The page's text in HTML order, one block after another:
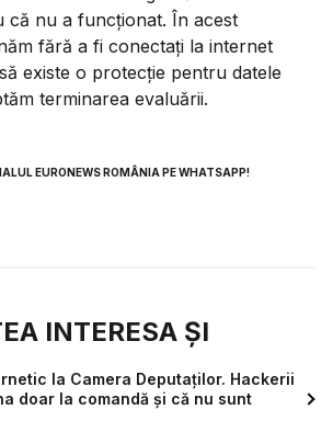
că nu a funcționat. În acest
fără a fi conectați la internet
existe o protecție pentru datele
terminarea evaluării.
EURONEWS ROMÂNIA PE WHATSAPP!
INTERESA ȘI
la Camera Deputaților. Hackerii
doar la comandă și că nu sunt